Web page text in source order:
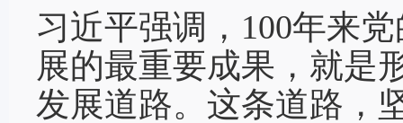
习近平强调，100年来
展的最重要成果，就是
发展道路。这条道路，